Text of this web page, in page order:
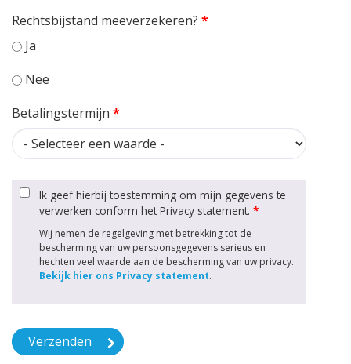
Rechtsbijstand meeverzekeren? *
Ja
Nee
Betalingstermijn *
Ik geef hierbij toestemming om mijn gegevens te
verwerken conform het Privacy statement. *
Wij nemen de regelgeving met betrekking tot de
bescherming van uw persoonsgegevens serieus en
hechten veel waarde aan de bescherming van uw privacy.
Bekijk hier ons Privacy statement.